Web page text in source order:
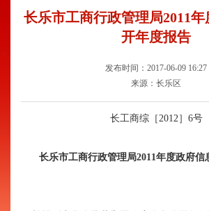
长乐市工商行政管理局2011
开年度报告
发布时间：2017-06-09 16:27
来源：长乐区
长工商综［2012］6号
长乐市工商行政管理局2011年度政府信